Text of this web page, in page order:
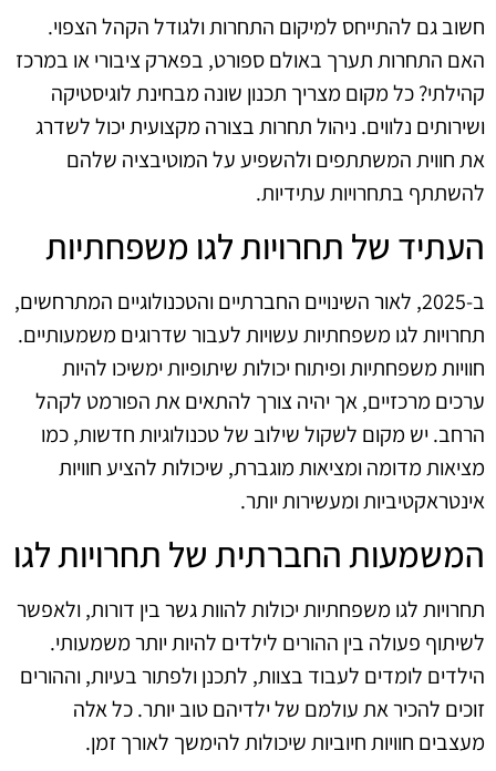
חשוב גם להתייחס למיקום התחרות ולגודל הקהל הצפוי.
האם התחרות תערך באולם ספורט, בפארק ציבורי או במרכז
קהילתי? כל מקום מצריך תכנון שונה מבחינת לוגיסטיקה
ושירותים נלווים. ניהול תחרות בצורה מקצועית יכול לשדרג
את חווית המשתתפים ולהשפיע על המוטיבציה שלהם
להשתתף בתחרויות עתידיות.
העתיד של תחרויות לגו משפחתיות
ב-2025, לאור השינויים החברתיים והטכנולוגיים המתרחשים,
תחרויות לגו משפחתיות עשויות לעבור שדרוגים משמעותיים.
חוויות משפחתיות ופיתוח יכולות שיתופיות ימשיכו להיות
ערכים מרכזיים, אך יהיה צורך להתאים את הפורמט לקהל
הרחב. יש מקום לשקול שילוב של טכנולוגיות חדשות, כמו
מציאות מדומה ומציאות מוגברת, שיכולות להציע חוויות
אינטראקטיביות ומעשירות יותר.
המשמעות החברתית של תחרויות לגו
תחרויות לגו משפחתיות יכולות להוות גשר בין דורות, ולאפשר
לשיתוף פעולה בין ההורים לילדים להיות יותר משמעותי.
הילדים לומדים לעבוד בצוות, לתכנן ולפתור בעיות, וההורים
זוכים להכיר את עולמם של ילדיהם טוב יותר. כל אלה
מעצבים חוויות חיוביות שיכולות להימשך לאורך זמן.